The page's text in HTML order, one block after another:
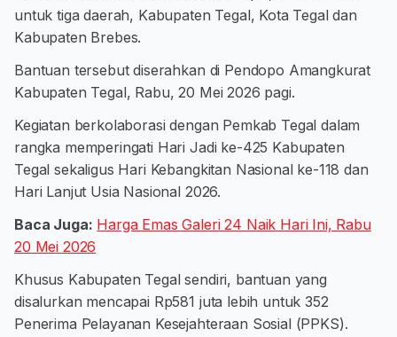
untuk tiga daerah, Kabupaten Tegal, Kota Tegal dan
Kabupaten Brebes.
Bantuan tersebut diserahkan di Pendopo Amangkurat
Kabupaten Tegal, Rabu, 20 Mei 2026 pagi.
Kegiatan berkolaborasi dengan Pemkab Tegal dalam
rangka memperingati Hari Jadi ke-425 Kabupaten
Tegal sekaligus Hari Kebangkitan Nasional ke-118 dan
Hari Lanjut Usia Nasional 2026.
Baca Juga: Harga Emas Galeri 24 Naik Hari Ini, Rabu
20 Mei 2026
Khusus Kabupaten Tegal sendiri, bantuan yang
disalurkan mencapai Rp581 juta lebih untuk 352
Penerima Pelayanan Kesejahteraan Sosial (PPKS).